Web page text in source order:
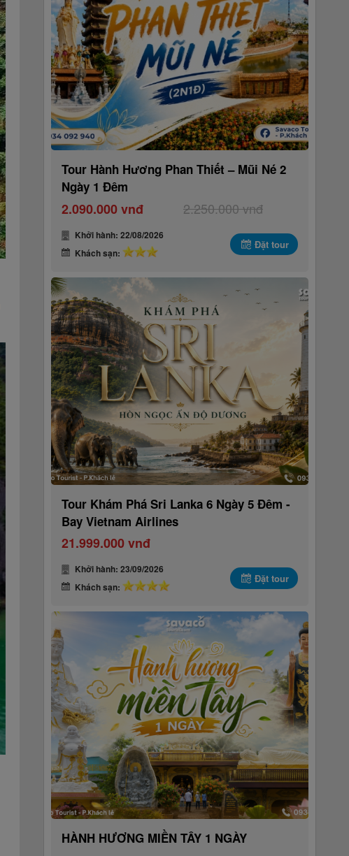
Tour Hành Hương Phan Thiết – Mũi Né 2
Ngày 1 Đêm
2.090.000 vnđ 2.250.000 vnđ
Khởi hành: 22/08/2026
Khách sạn:
Đặt tour
Tour Khám Phá Sri Lanka 6 Ngày 5 Đêm -
Bay Vietnam Airlines
21.999.000 vnđ
Khởi hành: 23/09/2026
Khách sạn:
Đặt tour
HÀNH HƯƠNG MIỀN TÂY 1 NGÀY